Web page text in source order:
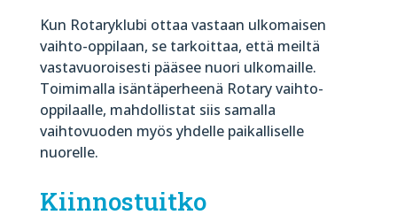
Kun Rotaryklubi ottaa vastaan ulkomaisen
vaihto-oppilaan, se tarkoittaa, että meiltä
vastavuoroisesti pääsee nuori ulkomaille.
Toimimalla isäntäperheenä Rotary vaihto-
oppilaalle, mahdollistat siis samalla
vaihtovuoden myös yhdelle paikalliselle
nuorelle.
Kiinnostuitko